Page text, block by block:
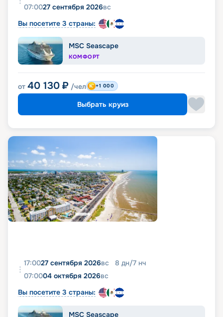
07:0027 сентября 2026вс
Вы посетите 3 страны:
MSC Seascape
КОМФОРТ
от 40 130 ₽ /чел +1 000
Выбрать круиз
17:0027 сентября 2026вс 8 дн/7 нч
07:0004 октября 2026вс
Вы посетите 3 страны:
MSC Seascape